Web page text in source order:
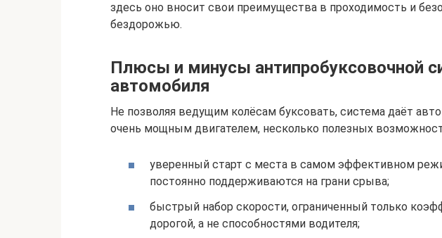
здесь оно вносит свои преимущества в проходимость и
бездорожью.
Плюсы и минусы антипробуксовочной
автомобиля
Не позволяя ведущим колёсам буксовать, система даёт
очень мощным двигателем, несколько полезных
уверенный старт с места в самом эффективном
постоянно поддерживаются на грани срыва;
быстрый набор скорости, ограниченный только
дорогой, а не способностями водителя;